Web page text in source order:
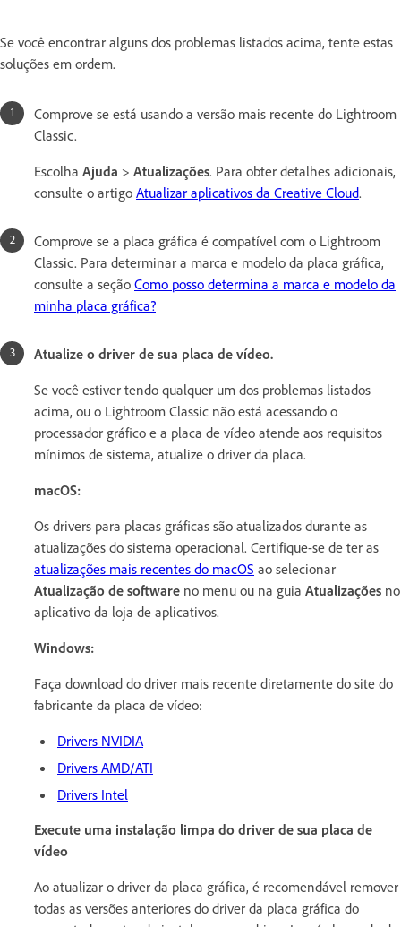
Se você encontrar alguns dos problemas listados acima, tente estas
soluções em ordem.
Comprove se está usando a versão mais recente do Lightroom
Classic.
Escolha Ajuda > Atualizações. Para obter detalhes adicionais,
consulte o artigo Atualizar aplicativos da Creative Cloud.
Comprove se a placa gráfica é compatível com o Lightroom
Classic. Para determinar a marca e modelo da placa gráfica,
consulte a seção Como posso determina a marca e modelo da
minha placa gráfica?
Atualize o driver de sua placa de vídeo.
Se você estiver tendo qualquer um dos problemas listados
acima, ou o Lightroom Classic não está acessando o
processador gráfico e a placa de vídeo atende aos requisitos
mínimos de sistema, atualize o driver da placa.
macOS:
Os drivers para placas gráficas são atualizados durante as
atualizações do sistema operacional. Certifique-se de ter as
atualizações mais recentes do macOS ao selecionar
Atualização de software no menu ou na guia Atualizações no
aplicativo da loja de aplicativos.
Windows:
Faça download do driver mais recente diretamente do site do
fabricante da placa de vídeo:
Drivers NVIDIA
Drivers AMD/ATI
Drivers Intel
Execute uma instalação limpa do driver de sua placa de
vídeo
Ao atualizar o driver da placa gráfica, é recomendável remover
todas as versões anteriores do driver da placa gráfica do